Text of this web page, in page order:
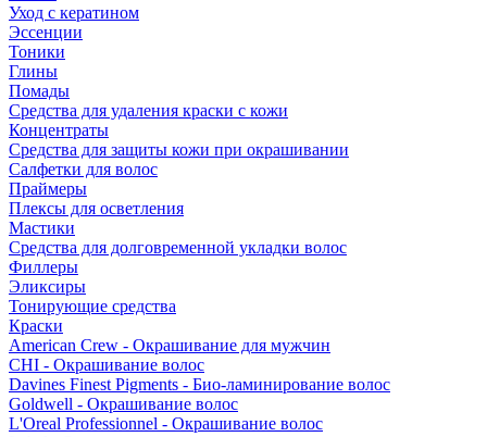
Уход с кератином
Эссенции
Тоники
Глины
Помады
Средства для удаления краски с кожи
Концентраты
Средства для защиты кожи при окрашивании
Салфетки для волос
Праймеры
Плексы для осветления
Мастики
Средства для долговременной укладки волос
Филлеры
Эликсиры
Тонирующие средства
Краски
American Crew - Окрашивание для мужчин
CHI - Окрашивание волос
Davines Finest Pigments - Био-ламинирование волос
Goldwell - Окрашивание волос
L'Oreal Professionnel - Окрашивание волос